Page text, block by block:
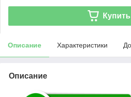
Купить
Описание Характеристики
Описание